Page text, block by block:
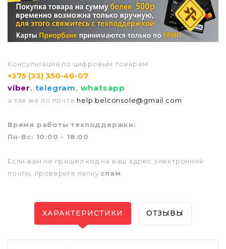
Консультация по цифровым товарам:
+375 (33) 350-46-07
viber, telegram, whatsapp
а так же по почте help.belconsole@gmail.com
Время работы техподдержки:
Пн-Вс: 10:00 - 18:00
Если вам не пришел код на ваш адрес электронной
почты, проверьте папку спам.
ХАРАКТЕРИСТИКИ ОТЗЫВЫ